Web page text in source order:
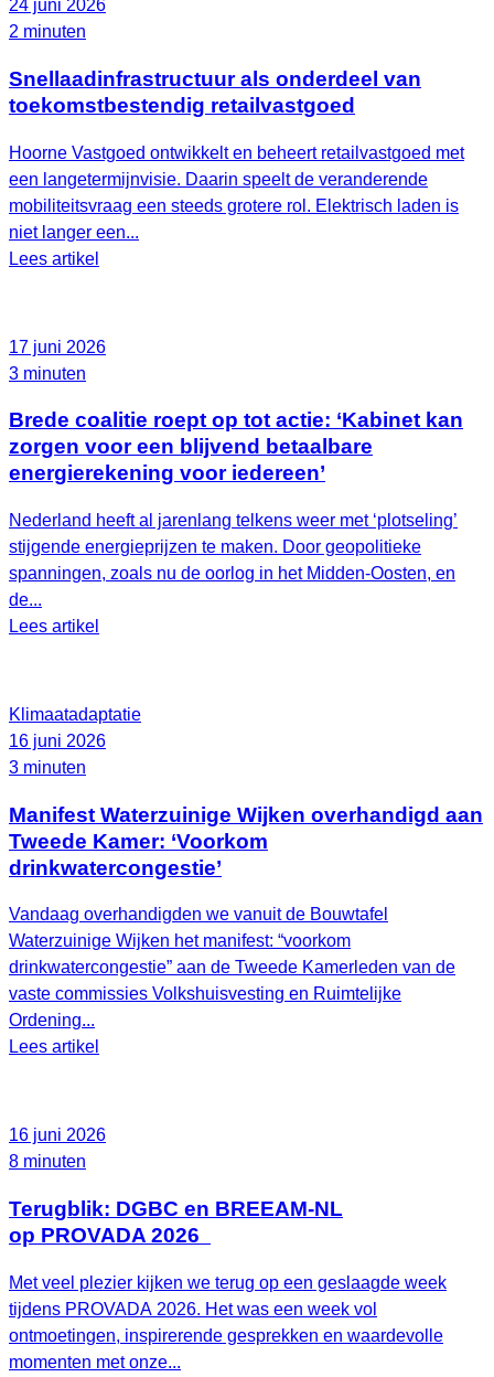
24 juni 2026
2 minuten
Snellaadinfrastructuur als onderdeel van
toekomstbestendig retailvastgoed
Hoorne Vastgoed ontwikkelt en beheert retailvastgoed met
een langetermijnvisie. Daarin speelt de veranderende
mobiliteitsvraag een steeds grotere rol. Elektrisch laden is
niet langer een...
Lees artikel
17 juni 2026
3 minuten
Brede coalitie roept op tot actie: ‘Kabinet kan
zorgen voor een blijvend betaalbare
energierekening voor iedereen’
Nederland heeft al jarenlang telkens weer met ‘plotseling’
stijgende energieprijzen te maken. Door geopolitieke
spanningen, zoals nu de oorlog in het Midden-Oosten, en
de...
Lees artikel
Klimaatadaptatie
16 juni 2026
3 minuten
Manifest Waterzuinige Wijken overhandigd aan
Tweede Kamer: ‘Voorkom
drinkwatercongestie’
Vandaag overhandigden we vanuit de Bouwtafel
Waterzuinige Wijken het manifest: “voorkom
drinkwatercongestie” aan de Tweede Kamerleden van de
vaste commissies Volkshuisvesting en Ruimtelijke
Ordening...
Lees artikel
16 juni 2026
8 minuten
Terugblik: DGBC en BREEAM-NL
op PROVADA 2026
Met veel plezier kijken we terug op een geslaagde week
tijdens PROVADA 2026. Het was een week vol
ontmoetingen, inspirerende gesprekken en waardevolle
momenten met onze...